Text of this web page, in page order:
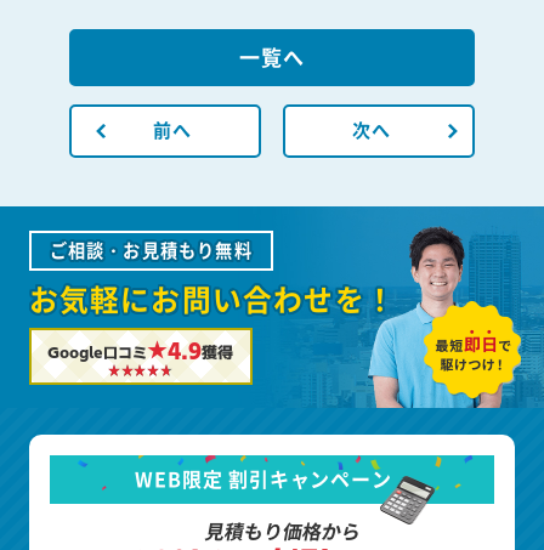
前へ
一覧へ
次へ
ご相談・お見積もり無料
お気軽にお問い合わせを！
Google口コミ★4.9獲得
WEB限定 割引キャンペーン
見積もり価格から